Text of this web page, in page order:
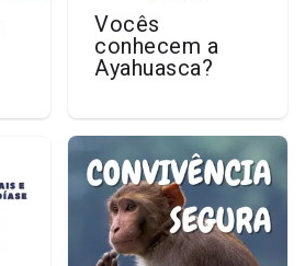
Vocês
conhecem a
Ayahuasca?